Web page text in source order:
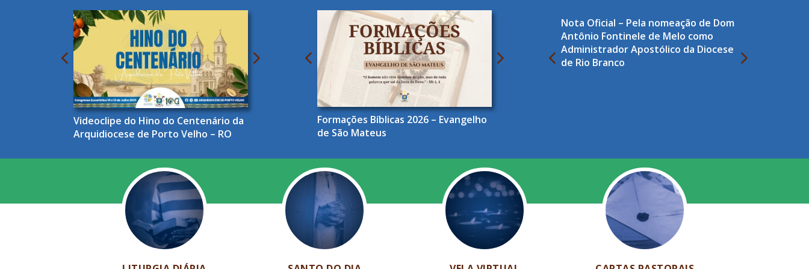
Videoclipe do Hino do Centenário da
Arquidiocese de Porto Velho – RO
Formações Bíblicas 2026 – Evangelho
de São Mateus
Nota Oficial – Pela nomeação de Dom
Antônio Fontinele de Melo como
Administrador Apostólico da Diocese
de Rio Branco